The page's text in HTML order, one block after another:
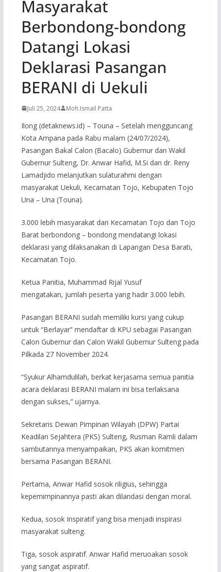
Masyarakat
Berbondong-bondong
Datangi Lokasi
Deklarasi Pasangan
BERANI di Uekuli
Juli 25, 2024 Moh.Ismail Patta
Ilong (detaknews.id) – Touna – Setelah mengguncang
Kota Ampana pada Rabu malam (24/07/2024),
Pasangan Bakal Calon (Bacalo) Gubernur dan Wakil
Gubernur Sulteng, Dr. Anwar Hafid, M.Si dan dr. Reny
Lamadjido melanjutkan sulaturahmi dengan
masyarakat Uekuli, Kecamatan Tojo, Kebupaten Tojo
Una – Una (Touna).
3.000 lebih masyarakat dari Kecamatan Tojo dan Tojo
Barat berbondong – bondong mendatangi lokasi
deklarasi yang dilaksanakan di Lapangan Desa Barati,
Kecamatan Tojo.
Ketua Panitia, Muhammad Rijal Yusuf
mengatakan, jumlah peserta yang hadir 3.000 lebih.
Pasangan BERANI sudah memiliki kursi yang cukup
untuk “Berlayar” mendaftar di KPU sebagai Pasangan
Calon Gubernur dan Calon Wakil Gubernur Sulteng pada
Pilkada 27 November 2024.
“Syukur Alhamdulilah, berkat kerjasama semua panitia
acara deklarasi BERANI malam ini bisa terlaksana
dengan sukses,” ujarnya.
Sekretaris Dewan Pimpinan Wilayah (DPW) Partai
Keadilan Sejahtera (PKS) Sulteng, Rusman Ramli dalam
sambutannya menyampaikan, PKS akan komitmen
bersama Pasangan BERANI.
Pertama, Anwar Hafid sosok riligius, sehingga
kepemimpinannya pasti akan dilandasi dengan moral.
Kedua, sosok Inspiratif yang bisa menjadi inspirasi
masyarakat sulteng.
Tiga, sosok aspiratif. Anwar Hafid meruoakan sosok
yang sangat aspiratif.